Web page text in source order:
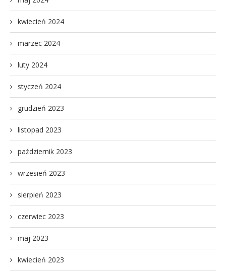
kwiecień 2024
marzec 2024
luty 2024
styczeń 2024
grudzień 2023
listopad 2023
październik 2023
wrzesień 2023
sierpień 2023
czerwiec 2023
maj 2023
kwiecień 2023